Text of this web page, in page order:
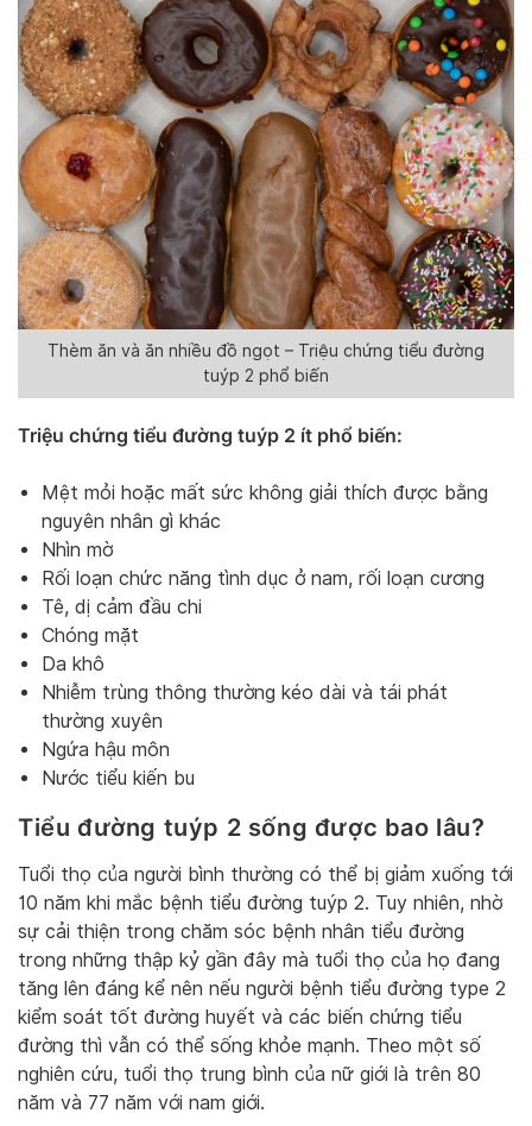
Thèm ăn và ăn nhiều đồ ngọt – Triệu chứng tiểu đường
tuýp 2 phổ biến
Triệu chứng tiểu đường tuýp 2 ít phổ biến:
Mệt mỏi hoặc mất sức không giải thích được bằng
nguyên nhân gì khác
Nhìn mờ
Rối loạn chức năng tình dục ở nam, rối loạn cương
Tê, dị cảm đầu chi
Chóng mặt
Da khô
Nhiễm trùng thông thường kéo dài và tái phát
thường xuyên
Ngứa hậu môn
Nước tiểu kiến bu
Tiểu đường tuýp 2 sống được bao lâu?
Tuổi thọ của người bình thường có thể bị giảm xuống tới
10 năm khi mắc bệnh tiểu đường tuýp 2. Tuy nhiên, nhờ
sự cải thiện trong chăm sóc bệnh nhân tiểu đường
trong những thập kỷ gần đây mà tuổi thọ của họ đang
tăng lên đáng kể nên nếu người bệnh tiểu đường type 2
kiểm soát tốt đường huyết và các biến chứng tiểu
đường thì vẫn có thể sống khỏe mạnh. Theo một số
nghiên cứu, tuổi thọ trung bình của nữ giới là trên 80
năm và 77 năm với nam giới.